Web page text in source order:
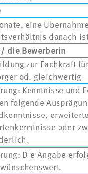
eine
danach
die Bewerberin
zur Fachkraft
od. gleichwertig
Kenntnisse und
folgende
oder
Die Angabe